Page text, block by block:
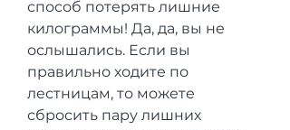
способ потерять лишние
килограммы! Да, да, вы не
ослышались. Если вы
правильно ходите по
лестницам, то можете
сбросить пару лишних